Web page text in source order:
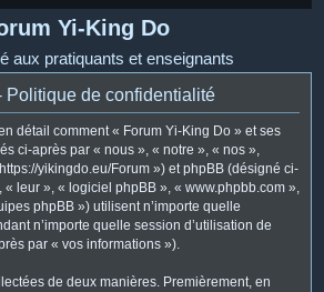
Yi-King Do
aux pratiquants et enseignants
Politique de confidentialité
détail comment « Forum Yi-King Do » et ses
ci-après par « nous », « notre », « nos »,
yikingdo.eu/Forum ») et phpBB (désigné ci-
« leur », « logiciel phpBB », « www.phpbb.com »,
phpBB ») utilisent n’importe quelle
n’importe quelle session d’utilisation de
par « vos informations »).
de deux manières. Premièrement, en